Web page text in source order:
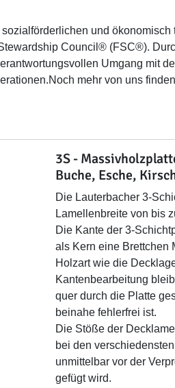
und
Council® (FSC®).
Umgang mit
mehr von uns
3S -
Buche, Esche,
Die Lauterbacher 3-
Lamellenbreite von bis
Die Kante der 3-
als Kern eine Brettchen
Holzart wie die
Kantenbearbeitung
quer durch die Platte
beinahe fehlerfrei ist.
Die Stöße der
bei den
unmittelbar vor der
gefügt wird.